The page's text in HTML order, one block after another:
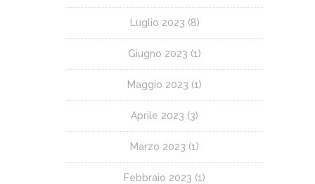
Luglio 2023 (8)
Giugno 2023 (1)
Maggio 2023 (1)
Aprile 2023 (3)
Marzo 2023 (1)
Febbraio 2023 (1)